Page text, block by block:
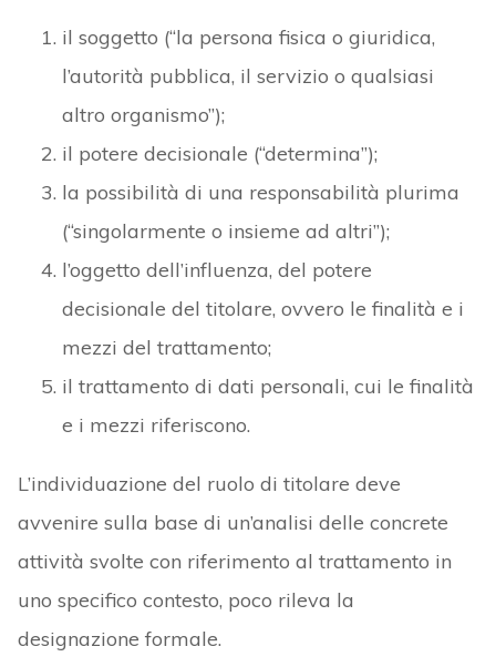
il soggetto (“la persona fisica o giuridica,
l’autorità pubblica, il servizio o qualsiasi
altro organismo”);
il potere decisionale (“determina”);
la possibilità di una responsabilità plurima
(“singolarmente o insieme ad altri”);
l’oggetto dell’influenza, del potere
decisionale del titolare, ovvero le finalità e i
mezzi del trattamento;
il trattamento di dati personali, cui le finalità
e i mezzi riferiscono.
L’individuazione del ruolo di titolare deve
avvenire sulla base di un’analisi delle concrete
attività svolte con riferimento al trattamento in
uno specifico contesto, poco rileva la
designazione formale.